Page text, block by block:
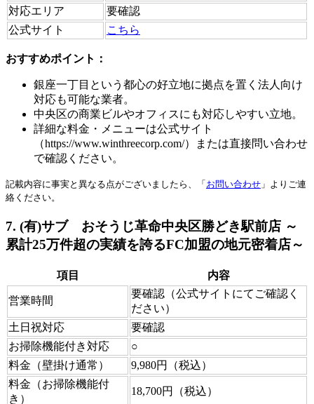
対応エリア
要確認
公式サイト
こちら
おすすめポイント：
銀座一丁目という都心の好立地に拠点を置く法人向け
対応も可能な業者。
中央区の商業ビルやオフィスにも対応しやすい立地。
詳細な料金・メニューは公式サイト
（https://www.winthreecorp.com/）または直接問い合わせ
で確認ください。
記載内容に事実と異なる点がございましたら、「 お問い合わせ 」よりご連
絡ください。
7. (有)サブ おそうじ革命中央区勝どき駅前店 ～
累計25万件超の実績を誇るFC加盟の地元密着店～
項目 内容
営業時間
要確認（公式サイトにてご確認く
ださい）
土日祝対応
要確認
お掃除機能付き対応
○
料金（壁掛け通常）
9,980円（税込）
料金（お掃除機能付
き）
18,700円（税込）